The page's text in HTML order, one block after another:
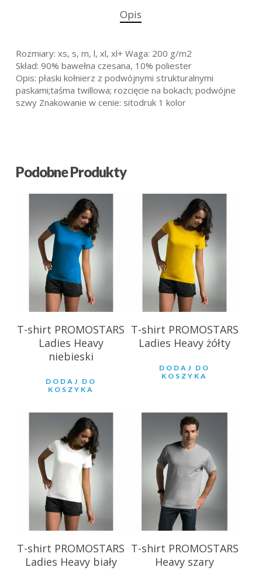
Opis
Rozmiary: xs, s, m, l, xl, xl+ Waga: 200 g/m2
Skład: 90% bawełna czesana, 10% poliester
Opis: płaski kołnierz z podwójnymi strukturalnymi
paskami;taśma twillowa; rozcięcie na bokach; podwójne
szwy Znakowanie w cenie: sitodruk 1 kolor
Podobne Produkty
25.25zł
T-shirt PROMOSTARS
Ladies Heavy
niebieski
DODAJ DO
KOSZYKA
25.25zł
T-shirt PROMOSTARS
Ladies Heavy żółty
DODAJ DO
KOSZYKA
21.51zł
T-shirt PROMOSTARS
Ladies Heavy biały
28.85 zł
T-shirt PROMOSTARS
Heavy szary